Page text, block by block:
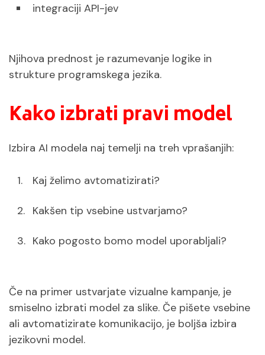
integraciji API-jev
Njihova prednost je razumevanje logike in
strukture programskega jezika.
Kako izbrati pravi model
Izbira AI modela naj temelji na treh vprašanjih:
Kaj želimo avtomatizirati?
Kakšen tip vsebine ustvarjamo?
Kako pogosto bomo model uporabljali?
Če na primer ustvarjate vizualne kampanje, je
smiselno izbrati model za slike. Če pišete vsebine
ali avtomatizirate komunikacijo, je boljša izbira
jezikovni model.